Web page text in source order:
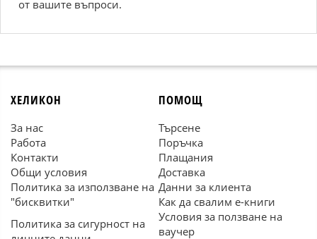
от вашите въпроси.
ХЕЛИКОН
За нас
Работа
Контакти
Общи условия
Политика за използване на
"бисквитки"
Политика за сигурност на
ПОМОЩ
Търсене
Поръчка
Плащания
Доставка
Данни за клиента
Как да свалим е-книги
Условия за ползване на
ваучер